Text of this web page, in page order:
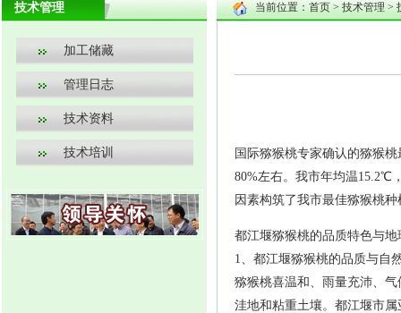
技术管理
加工储藏
管理日志
技术资料
技术培训
当前位置： 首页 > 技术管理 >
国际猕猴桃专家确认的猕猴
80%左右。我市年均温15.2℃
因素构筑了我市最佳猕猴桃种
都江堰猕猴桃的品质特色与地
1、都江堰猕猴桃的品质与自
猕猴桃喜温和、雨量充沛、
洼地和粘重土壤。都江堰市属